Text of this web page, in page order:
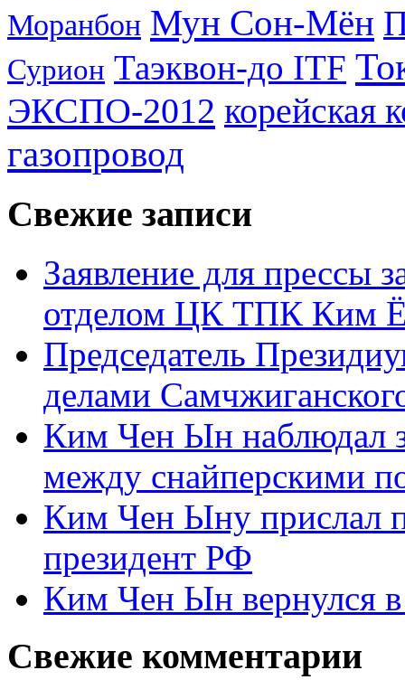
Моранбон Мун Сон-Мён
Сурион Таэквон-до ITF
ЭКСПО-2012 корейская
газопровод
Свежие записи
Заявление для прессы
отделом ЦК ТПК Ким
Председатель
делами
Ким Чен Ын наблюдал
между снайперскими
Ким Чен Ыну прислал
президент РФ
Ким Чен Ын вернулся
Свежие комментарии